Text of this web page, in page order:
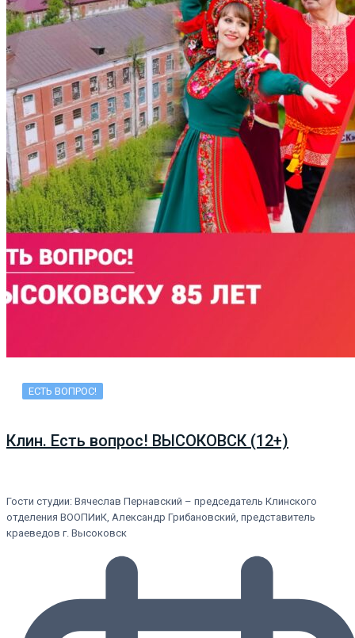
ЕСТЬ ВОПРОС!
Клин. Есть вопрос! ВЫСОКОВСК (12+)
Гости студии: Вячеслав Пернавский – председатель Клинского
отделения ВООПИиК, Александр Грибановский, представитель
краеведов г. Высоковск